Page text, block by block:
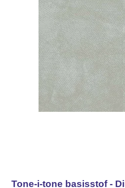
Tone-i-tone basisstof -